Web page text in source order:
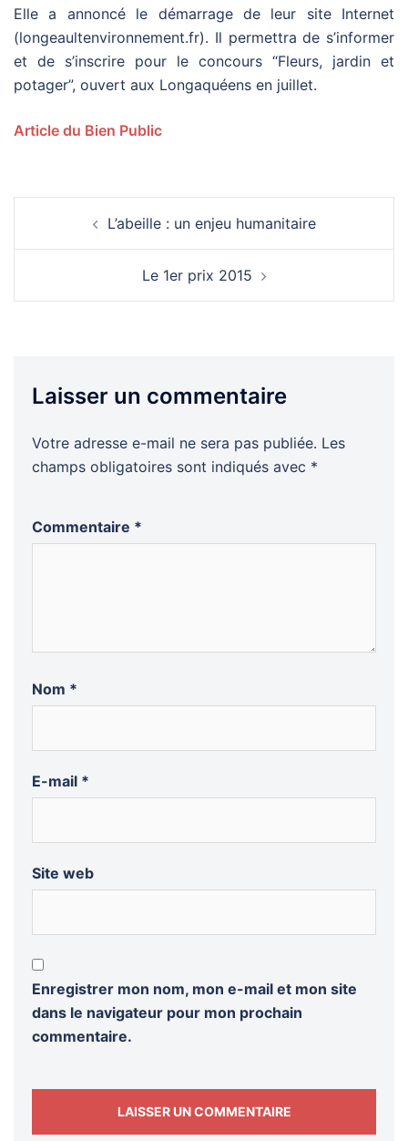
Elle a annoncé le démarrage de leur site Internet
(longeaultenvironnement.fr). Il permettra de s’informer
et de s’inscrire pour le concours “Fleurs, jardin et
potager”, ouvert aux Longaquéens en juillet.
Article du Bien Public
d’article L’abeille : un enjeu humanitaire
Le 1er prix 2015
Laisser un commentaire
Votre adresse e-mail ne sera pas publiée. Les
champs obligatoires sont indiqués avec *
Commentaire *
Nom *
E-mail *
Site web
Enregistrer mon nom, mon e-mail et mon site
dans le navigateur pour mon prochain
commentaire.